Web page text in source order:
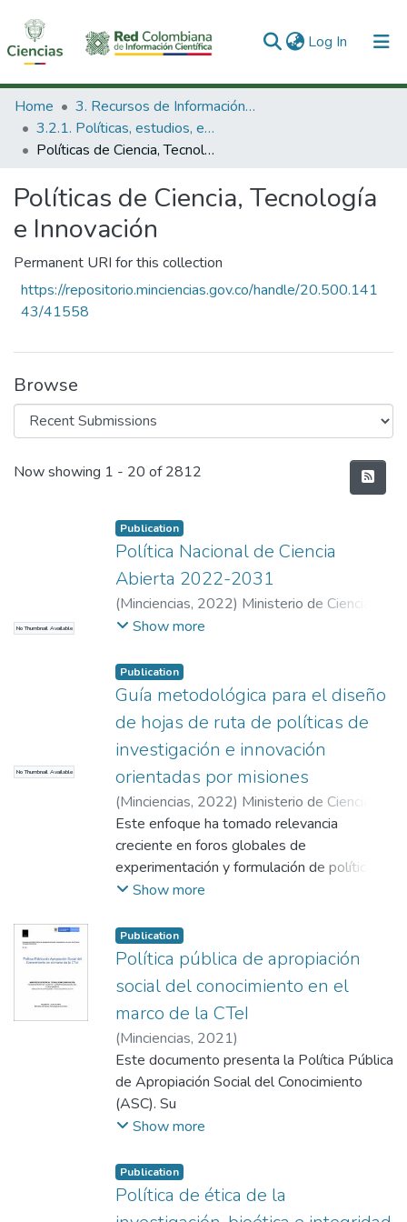
Log In (current)
Communities & Collections
All of DSpace
Home
3. Recursos de Información Científica y Tecnológica
3.2.1. Políticas, estudios, evaluaciones e indicadores de CTeI
Políticas de Ciencia, Tecnología e Innovación
Políticas de Ciencia, Tecnología
e Innovación
Permanent URI for this collection
https://repositorio.minciencias.gov.co/handle/20.500.141
43/41558
Browse
Recent Submissions
Now showing 1 - 20 of 2812
No Thumbnail Available
Publication
Política Nacional de Ciencia
Abierta 2022-2031
(Minciencias, 2022) Ministerio de Ciencia,
Tecnología e Innovación
Show more
No Thumbnail Available
Publication
Guía metodológica para el diseño
de hojas de ruta de políticas de
investigación e innovación
orientadas por misiones
(Minciencias, 2022) Ministerio de Ciencia,
Tecnología e Innovación
Este enfoque ha tomado relevancia
creciente en foros globales de
experimentación y formulación de políticas
públicas como la Unión Europea y la
Desarrollo Económico -OCDE, por
su capacidad para direccionar los esfuerzos
nacionales y transnacionales al logro de los
Objetivos de Desarrollo
Sostenible (ODS) y para abordar retos
apremiantes de los países desde la
innovación (energía, envejecimiento,
seguridad alimentaria, entre otros).
Para la implementación de las políticas
orientadas por misiones se requiere del
misiones que sean seleccionadas, lo cual
debe realizarse vinculando desde un
comienzo a las partes
Show more
Publication
Política pública de apropiación
social del conocimiento en el
marco de la CTeI
(Minciencias, 2021)
Este documento presenta la Política Pública
de Apropiación Social del Conocimiento
(ASC). Su
objetivo es generar condiciones para el uso,
conocimientos
en ciencia, tecnología e innovación (CTeI)
para la democratización de la ciencia y la
Show more
Publication
Política de ética de la